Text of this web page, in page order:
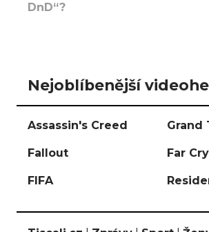
DnD“?
Nejoblíbenější
Assassin's Creed Grand
Fallout Far Cry
FIFA